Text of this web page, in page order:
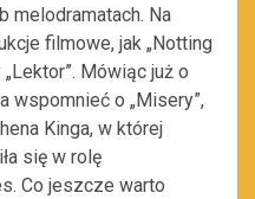
melodramatach. Na
filmowe, jak „Notting
Mówiąc już o
wspomnieć o „Misery”,
Kinga, w której
się w rolę
Co jeszcze warto